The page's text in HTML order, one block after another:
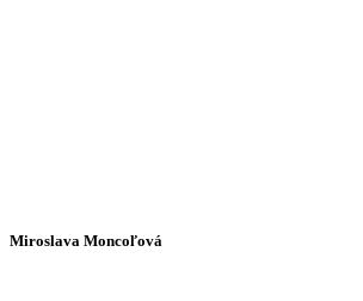
Miroslava Moncoľová